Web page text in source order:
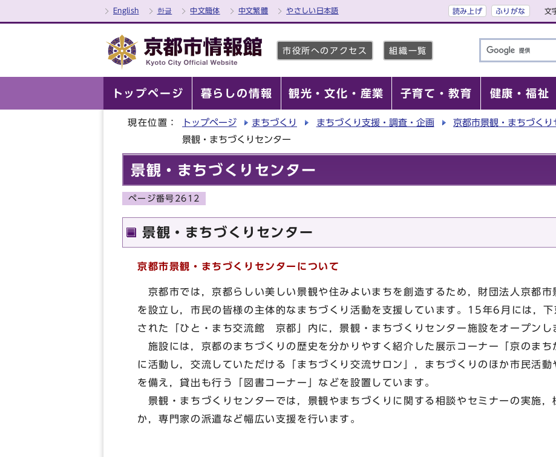
English 한글 中文簡体 中文繁體 やさしい日本語 読み上げ ふりがな 文
市役所へのアクセス 組織一覧
トップページ 暮らしの情報 観光・文化・産業 子育て・教育 健康・福祉
現在位置： トップページ まちづくり まちづくり支援・調査・企画
京都市景観・まちづくり
景観・まちづくりセンター
景観・まちづくりセンター
ページ番号2612
景観・まちづくりセンター
京都市景観・まちづくりセンターについて
京都市では，京都らしい美しい景観や住みよいまちを創造するため，財団法人京都市
を設立し，市民の皆様の主体的なまちづくり活動を支援しています。15年6月には，
された「ひと・まち交流館 京都」内に，景観・まちづくりセンター施設をオープンし
施設には，京都のまちづくりの歴史を分かりやすく紹介した展示コーナー「京のまち
に活動し，交流していただける「まちづくり交流サロン」，まちづくりのほか市民活
を備え，貸出も行う「図書コーナー」などを設置しています。
景観・まちづくりセンターでは，景観やまちづくりに関する相談やセミナーの実施，
か，専門家の派遣など幅広い支援を行います。